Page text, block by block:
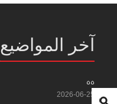
آخر المواضيع
55
2026-06-25